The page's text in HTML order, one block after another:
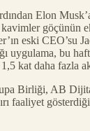
Elon
göçünün
eski CEO’su
uygulama, bu
kat daha fazla
Birliği, AB
faaliyet